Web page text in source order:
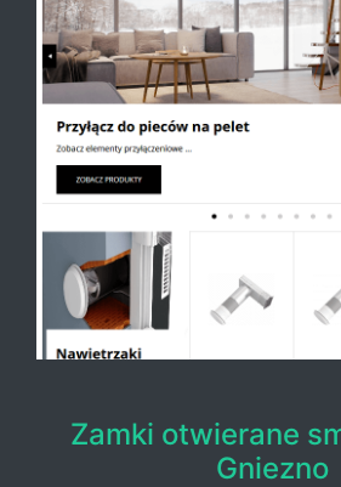
Zamki otwierane
Gniezno